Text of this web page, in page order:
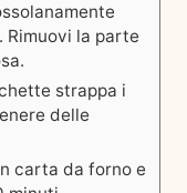
la parte
strappa i
delle
carta da forno e